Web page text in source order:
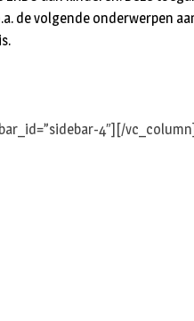
de volgende onderwerpen
4″][/